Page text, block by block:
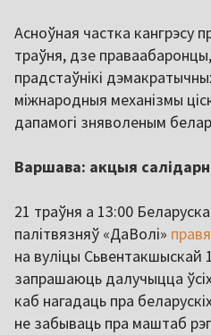
Асноўная частка кангрэсу
траўня, дзе
прадстаўнікі
міжнародныя механізмы
дапамогі зняволеным
Варшава: акцыя
21 траўня а 13:00
палітвязняў «ДаВолі»
на вуліцы Сьвентакшыскай
запрашаюць далучыцца
каб нагадаць пра
не забываць пра маштаб